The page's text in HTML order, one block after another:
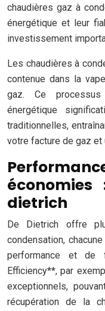
chaudières gaz à
énergétique et leur
investissement
Les chaudières à
contenue dans la
gaz. Ce
énergétique
traditionnelles,
votre facture de gaz et
dietrich
De Dietrich offre
condensation,
performance et de
Efficiency**, par
exceptionnels,
récupération de la